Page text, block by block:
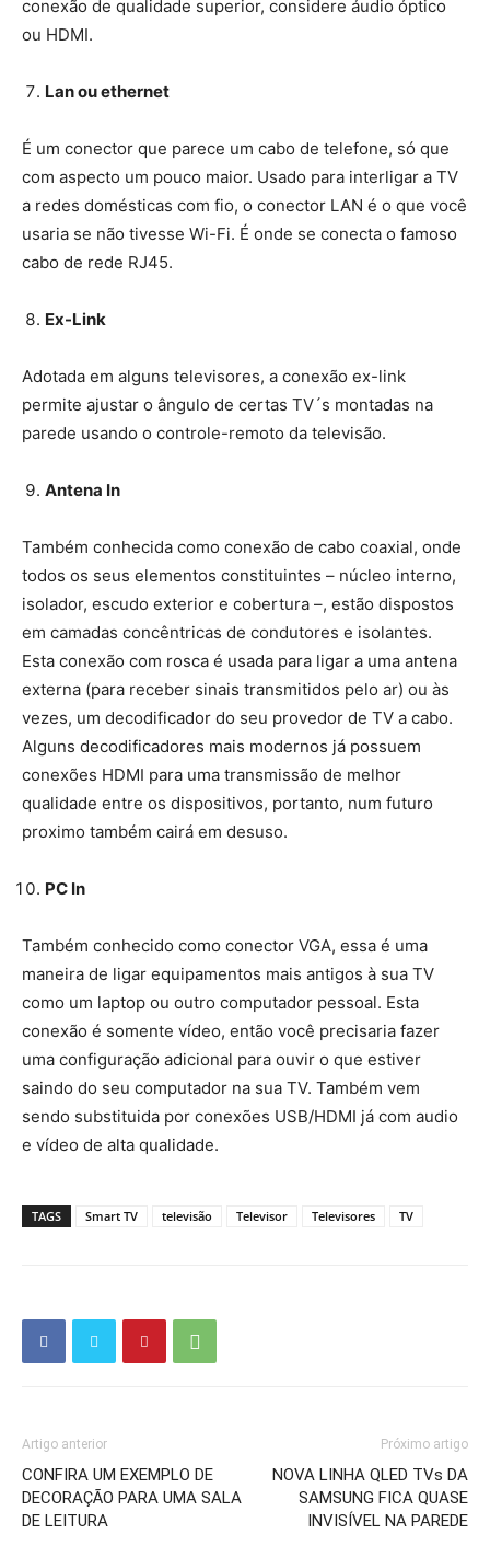
conexão de qualidade superior, considere áudio óptico
ou HDMI.
Lan ou ethernet
É um conector que parece um cabo de telefone, só que
com aspecto um pouco maior. Usado para interligar a TV
a redes domésticas com fio, o conector LAN é o que você
usaria se não tivesse Wi-Fi. É onde se conecta o famoso
cabo de rede RJ45.
Ex-Link
Adotada em alguns televisores, a conexão ex-link
permite ajustar o ângulo de certas TV´s montadas na
parede usando o controle-remoto da televisão.
Antena In
Também conhecida como conexão de cabo coaxial, onde
todos os seus elementos constituintes – núcleo interno,
isolador, escudo exterior e cobertura –, estão dispostos
em camadas concêntricas de condutores e isolantes.
Esta conexão com rosca é usada para ligar a uma antena
externa (para receber sinais transmitidos pelo ar) ou às
vezes, um decodificador do seu provedor de TV a cabo.
Alguns decodificadores mais modernos já possuem
conexões HDMI para uma transmissão de melhor
qualidade entre os dispositivos, portanto, num futuro
proximo também cairá em desuso.
PC In
Também conhecido como conector VGA, essa é uma
maneira de ligar equipamentos mais antigos à sua TV
como um laptop ou outro computador pessoal. Esta
conexão é somente vídeo, então você precisaria fazer
uma configuração adicional para ouvir o que estiver
saindo do seu computador na sua TV. Também vem
sendo substituida por conexões USB/HDMI já com audio
e vídeo de alta qualidade.
TAGS Smart TV televisão Televisor Televisores TV
Artigo anterior
CONFIRA UM EXEMPLO DE
DECORAÇÃO PARA UMA SALA
DE LEITURA
Próximo artigo
NOVA LINHA QLED TVs DA
SAMSUNG FICA QUASE
INVISÍVEL NA PAREDE